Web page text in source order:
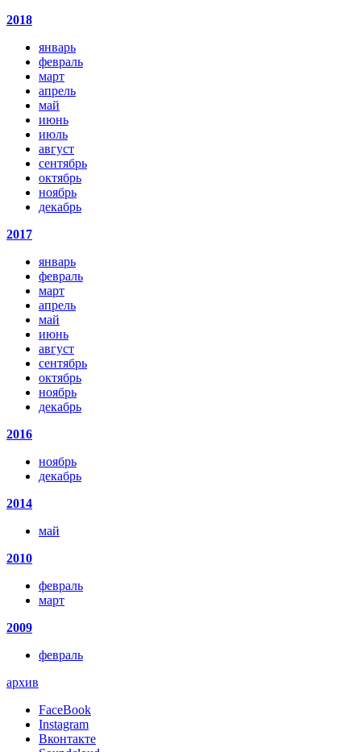
2018
январь
февраль
март
апрель
май
июнь
июль
август
сентябрь
октябрь
ноябрь
декабрь
2017
январь
февраль
март
апрель
май
июнь
август
сентябрь
октябрь
ноябрь
декабрь
2016
ноябрь
декабрь
2014
май
2010
февраль
март
2009
февраль
архив
FaceBook
Instagram
Вконтакте